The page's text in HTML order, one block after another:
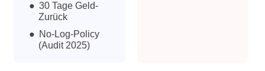
30 Tage Geld-
Zurück
No-Log-Policy
(Audit 2025)